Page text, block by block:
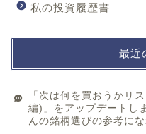
私の投資履歴書
最近
「次は何を買おうかリ
編)」をアップデートし
んの銘柄選びの参考に